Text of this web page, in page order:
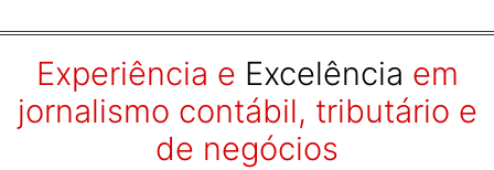
Experiência e Excelência em
jornalismo contábil, tributário e
de negócios